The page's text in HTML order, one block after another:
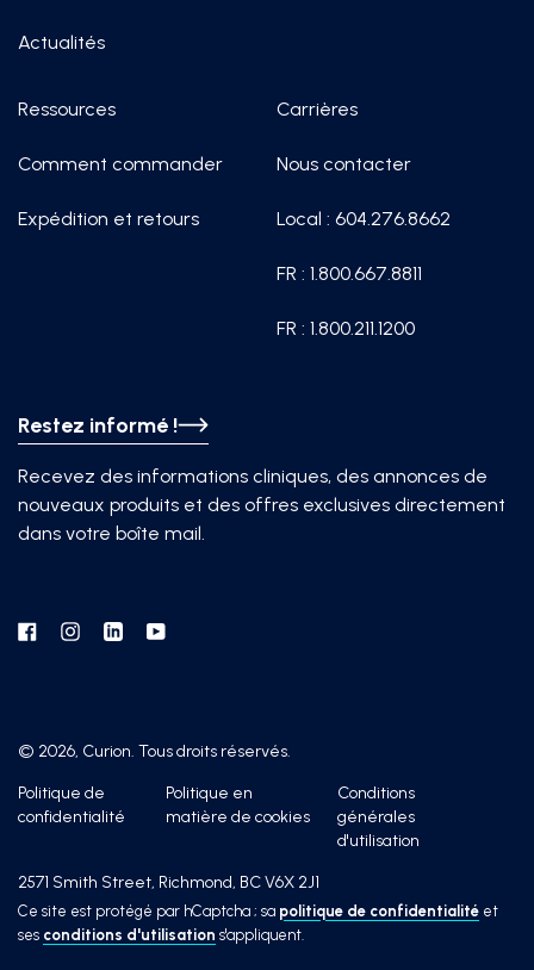
Restez informé !
Recevez des informations cliniques, des annonces de
nouveaux produits et des offres exclusives directement
dans votre boîte mail.
Facebook
Instagram
LinkedinYouTube
Actualités
Ressources
Comment commander
Expédition et retours
Carrières
Nous contacter
Local : 604.276.8662
FR : 1.800.667.8811
FR : 1.800.211.1200
© 2026, Curion. Tous droits réservés.
Politique de
confidentialité
Politique en
matière de cookies
Conditions
générales
d'utilisation
2571 Smith Street, Richmond, BC V6X 2J1
Ce site est protégé par hCaptcha ; sa politique de confidentialité et
ses conditions d'utilisation s'appliquent.